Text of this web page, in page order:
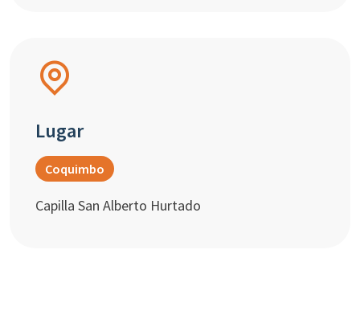
Lugar
Coquimbo
Capilla San Alberto Hurtado